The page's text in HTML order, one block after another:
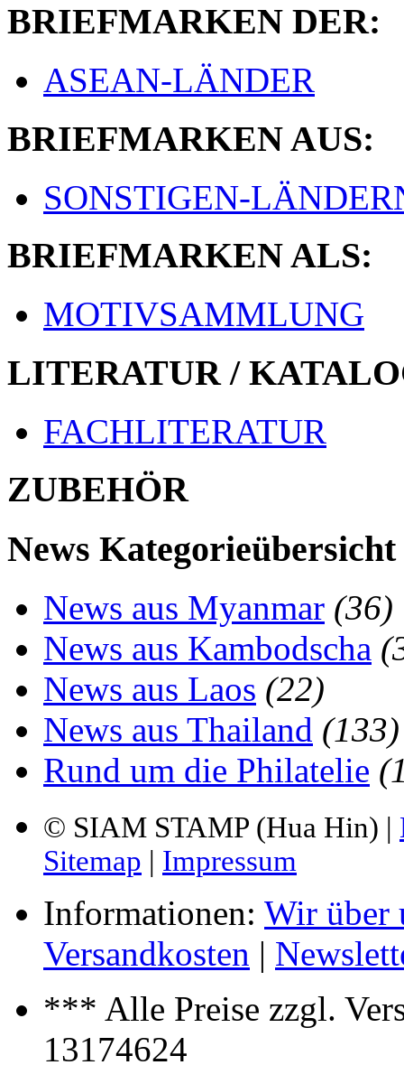
BRIEFMARKEN DER:
ASEAN-LÄNDER
BRIEFMARKEN AUS:
SONSTIGEN-
BRIEFMARKEN ALS:
MOTIVSAMMLUNG
LITERATUR /
FACHLITERATUR
ZUBEHÖR
News Kategorieübersicht
News aus Myanmar (36)
News aus Kambodscha
News aus Laos (22)
News aus Thailand (133)
Rund um die Philatelie
© SIAM STAMP (Hua Hin) |
Sitemap | Impressum
Informationen: Wir über
Versandkosten |
*** Alle Preise zzgl.
13174624